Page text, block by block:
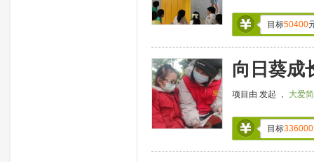
目标50400
向日葵成
项目由 发起 ， 大爱
目标336000